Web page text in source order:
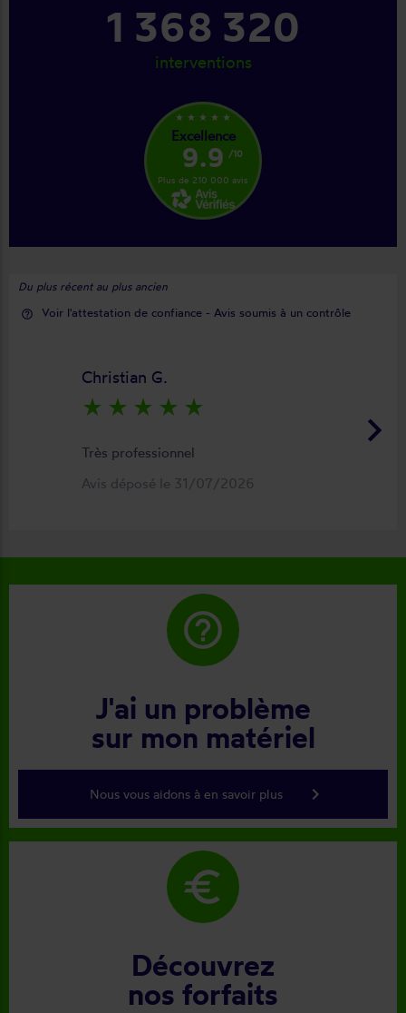
1 368 320
interventions
star_rate star_rate star_rate star_rate star_rate
Excellence
9.9 /10
Plus de 210 000 avis
Du plus récent au plus ancien
help_outline Voir l'attestation de confiance - Avis soumis à un contrôle
keyboard_arrow_right
Christian G.
star_rate star_rate star_rate star_rate star_rate
Très professionnel
Avis déposé le 31/07/2026
help_outline
J'ai un problème
sur mon matériel
Nous vous aidons à en savoir plus keyboard_arrow_right
euro
Découvrez
nos forfaits